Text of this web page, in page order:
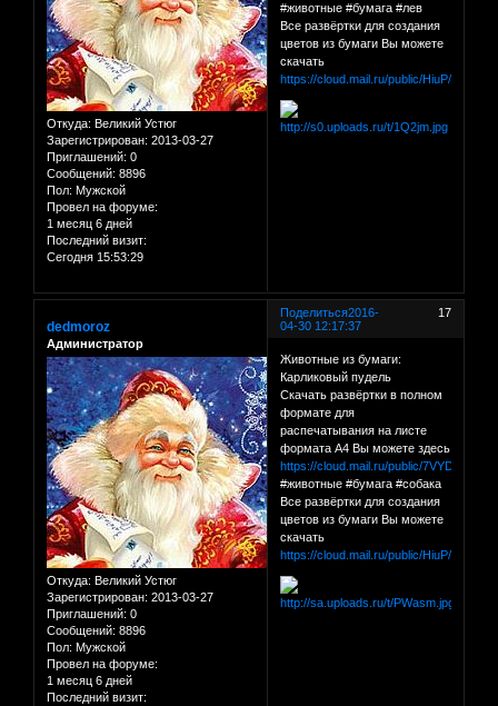
Откуда: Великий Устюг
Зарегистрирован: 2013-03-27
Приглашений: 0
Сообщений: 8896
Пол: Мужской
Провел на форуме:
1 месяц 6 дней
Последний визит:
Сегодня 15:53:29
#животные #бумага #лев
Все развёртки для создания
цветов из бумаги Вы можете
скачать
https://cloud.mail.ru/public/HiuP/
Поделиться 17
2016-
04-30 12:17:37
dedmoroz
Администратор
Откуда: Великий Устюг
Зарегистрирован: 2013-03-27
Приглашений: 0
Сообщений: 8896
Пол: Мужской
Провел на форуме:
1 месяц 6 дней
Последний визит:
Животные из бумаги:
Карликовый пудель
Скачать развёртки в полном
формате для
распечатывания на листе
формата А4 Вы можете здесь
https://cloud.mail.ru/public/7VYD/
#животные #бумага #собака
Все развёртки для создания
цветов из бумаги Вы можете
скачать
https://cloud.mail.ru/public/HiuP/